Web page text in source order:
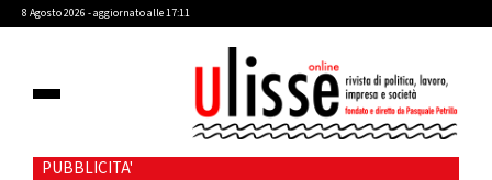
8 Agosto 2026 - aggiornato alle 17:11
PUBBLICITA'